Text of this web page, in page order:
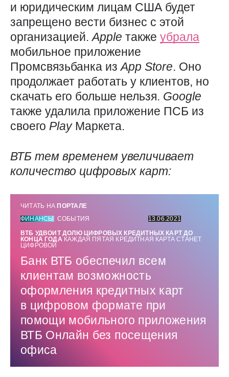
и юридическим лицам США будет
запрещено вести бизнес с этой
организацией.Apple также убрала
мобильное приложение
Промсвязьбанка изApp Store. Оно
продолжает работать у клиентов, но
скачать его больше нельзя. Google
также удалила приложение ПСБ из
своего Play Маркета.
ВТБ тем временем увеличивает
количество цифровых карт:
ЧИТАТЬ НА ПОРТАЛЕ
ФИНАНСЫ
СОБЫТИЯ
13.06.2021
ВТБ УДВОИТ ДОЛЮ ЦИФРОВЫХ КРЕДИТНЫХ КАРТ ДО
КОНЦА ГОДА КАЖДАЯ ПЯТАЯ КРЕДИТНАЯ КАРТА СТАНЕТ
ЦИФРОВОЙ
Банк ВТБ обеспечил всем
клиентам возможность
оформления кредитных карт
в цифровом формате при
помощи мобильного приложения
ВТБ Онлайн без посещения
офиса